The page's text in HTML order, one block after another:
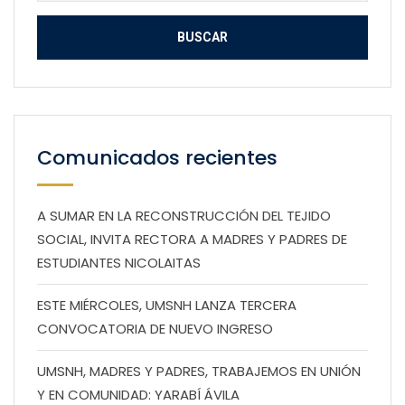
Comunicados recientes
A SUMAR EN LA RECONSTRUCCIÓN DEL TEJIDO
SOCIAL, INVITA RECTORA A MADRES Y PADRES DE
ESTUDIANTES NICOLAITAS
ESTE MIÉRCOLES, UMSNH LANZA TERCERA
CONVOCATORIA DE NUEVO INGRESO
UMSNH, MADRES Y PADRES, TRABAJEMOS EN UNIÓN
Y EN COMUNIDAD: YARABÍ ÁVILA